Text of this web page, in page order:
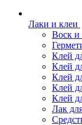
Лаки и клеи
Воск и
Клей
Клей
Клей
Клей
Клей
Лак